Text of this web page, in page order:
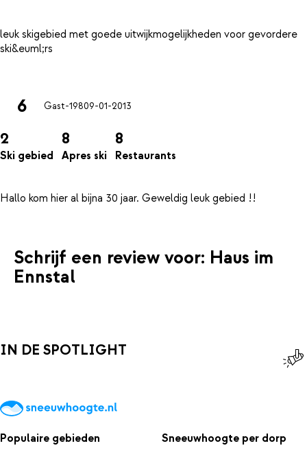
leuk skigebied met goede uitwijkmogelijkheden voor gevordere
ski&euml;rs
6 Gast-19809-01-2013
2
Ski gebied
8
Apres ski
8
Restaurants
Schrijf een review voor: Haus im
Ennstal
IN DE SPOTLIGHT
Populaire gebieden Sneeuwhoogte per dorp